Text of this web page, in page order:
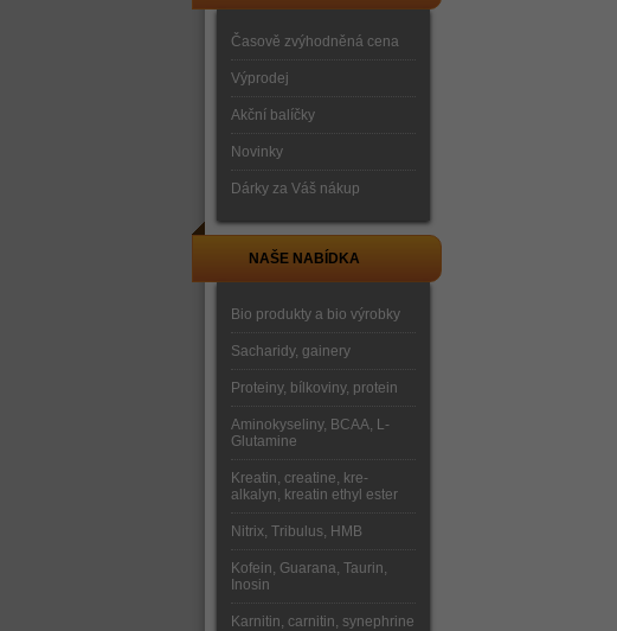
Časově zvýhodněná cena
Výprodej
Akční balíčky
Novinky
Dárky za Váš nákup
NAŠE NABÍDKA
Bio produkty a bio výrobky
Sacharidy, gainery
Proteiny, bílkoviny, protein
Aminokyseliny, BCAA, L-
Glutamine
Kreatin, creatine, kre-
alkalyn, kreatin ethyl ester
Nitrix, Tribulus, HMB
Kofein, Guarana, Taurin,
Inosin
Karnitin, carnitin, synephrine